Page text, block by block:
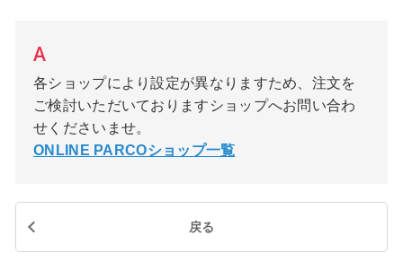
各ショップにより設定が異なりますため、注文を
ご検討いただいておりますショップへお問い合わ
せくださいませ。
ONLINE PARCOショップ一覧
戻る